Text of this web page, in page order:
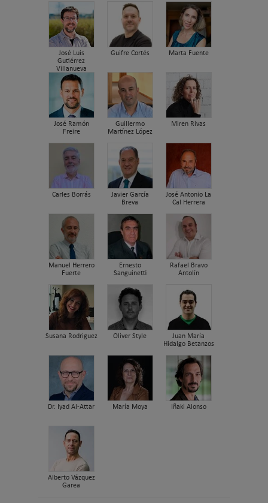
José Luis
Gutiérrez
Villanueva
Guifre Cortés Marta Fuente
José Ramón
Freire
Guillermo
Martínez López
Miren Rivas
Carles Borrás
Javier García
Breva
José Antonio La
Cal Herrera
Manuel Herrero
Fuerte
Ernesto
Sanguinetti
Rafael Bravo
Antolín
Susana Rodriguez Oliver Style
Juan María
Hidalgo Betanzos
Dr. Iyad Al-Attar María Moya Iñaki Alonso
Alberto Vázquez
Garea